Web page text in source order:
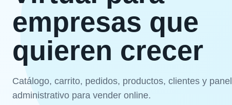
empresas que
quieren crecer
Catálogo, carrito, pedidos, productos, clientes y panel
administrativo para vender online.